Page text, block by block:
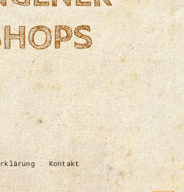
Kontakt